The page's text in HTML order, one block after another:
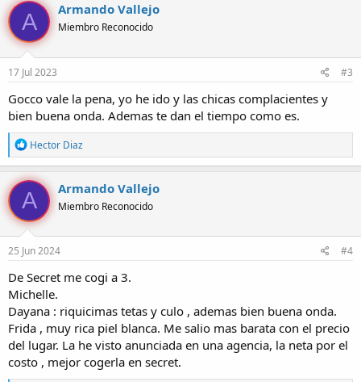
A Armando Vallejo
Miembro Reconocido
17 Jul 2023 #3
Gocco vale la pena, yo he ido y las chicas complacientes y
bien buena onda. Ademas te dan el tiempo como es.
R
e
a
c
c
i
o
n
e
:
Hector Diaz
A Armando Vallejo
Miembro Reconocido
25 Jun 2024 #4
De Secret me cogi a 3.
Michelle.
Dayana : riquicimas tetas y culo , ademas bien buena onda.
Frida , muy rica piel blanca. Me salio mas barata con el precio
del lugar. La he visto anunciada en una agencia, la neta por el
costo , mejor cogerla en secret.